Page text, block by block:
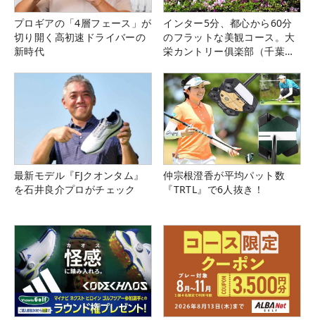
プロギアの「4層フェース」が
切り開く高初速ドライバーの
新時代
インター5分、都心から60分
のフラットな美観コース。大
栄カントリー俱楽部（千葉
最新モデル『FJクオンタム』
を石井良介プロがチェック
仲宗根澄香が平均パット数
『TRTL』で6人抜き！